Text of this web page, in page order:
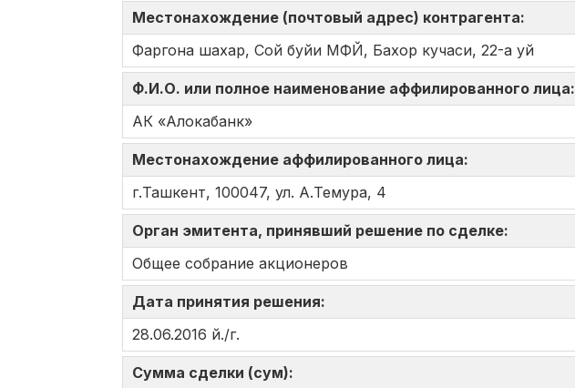
Местонахождение (почтовый адрес) контрагента:
Фаргона шахар, Сой буйи МФЙ, Бахор кучаси, 22-а уй
Ф.И.О. или полное наименование аффилированного лица:
АК «Алокабанк»
Местонахождение аффилированного лица:
г.Ташкент, 100047, ул. А.Темура, 4
Орган эмитента, принявший решение по сделке:
Общее собрание акционеров
Дата принятия решения:
28.06.2016 й./г.
Сумма сделки (сум):